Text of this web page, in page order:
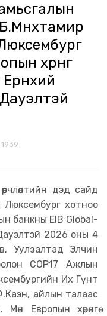
Б.Мөнхтамир
Люксембург
хөрөнгө
1939
дэд сайд
Люксембург хотноо
банкны EIB Global-
2026 оны 4
Уулзалтад Элчин
СОР17 Ажлын
Их Гүнт
айлын талаас
Европын хөрөнгө